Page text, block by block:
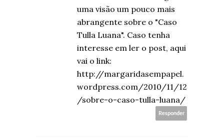
uma visão um pouco mais
abrangente sobre o "Caso
Tulla Luana". Caso tenha
interesse em ler o post, aqui
vai o link:
http://margaridasempapel.
wordpress.com/2010/11/12
/sobre-o-caso-tulla-luana/
Responder